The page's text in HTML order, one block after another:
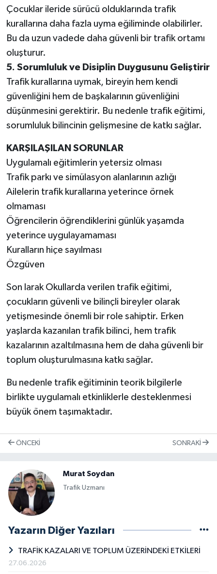
Çocuklar ileride sürücü olduklarında trafik
kurallarına daha fazla uyma eğiliminde olabilirler.
Bu da uzun vadede daha güvenli bir trafik ortamı
oluşturur.
5. Sorumluluk ve Disiplin Duygusunu Geliştirir
Trafik kurallarına uymak, bireyin hem kendi
güvenliğini hem de başkalarının güvenliğini
düşünmesini gerektirir. Bu nedenle trafik eğitimi,
sorumluluk bilincinin gelişmesine de katkı sağlar.
KARŞILAŞILAN SORUNLAR
Uygulamalı eğitimlerin yetersiz olması
Trafik parkı ve simülasyon alanlarının azlığı
Ailelerin trafik kurallarına yeterince örnek
olmaması
Öğrencilerin öğrendiklerini günlük yaşamda
yeterince uygulayamaması
Kuralların hiçe sayılması
Özgüven
Son larak Okullarda verilen trafik eğitimi,
çocukların güvenli ve bilinçli bireyler olarak
yetişmesinde önemli bir role sahiptir. Erken
yaşlarda kazanılan trafik bilinci, hem trafik
kazalarının azaltılmasına hem de daha güvenli bir
toplum oluşturulmasına katkı sağlar.
Bu nedenle trafik eğitiminin teorik bilgilerle
birlikte uygulamalı etkinliklerle desteklenmesi
büyük önem taşımaktadır.
ÖNCEKI SONRAKI
Murat Soydan
Trafik Uzmanı
Yazarın Diğer Yazıları
TRAFİK KAZALARI VE TOPLUM ÜZERİNDEKİ ETKİLERİ
27.06.2026